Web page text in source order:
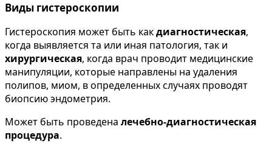
Виды гистероскопии
Гистероскопия может быть какдиагностическая,
когда выявляется та или иная патология, так и
хирургическая, когда врач проводит медицинские
манипуляции, которые направлены на удаления
полипов, миом, в определенных случаях проводят
биопсию эндометрия.
Может быть проведена лечебно-диагностическая
процедура.